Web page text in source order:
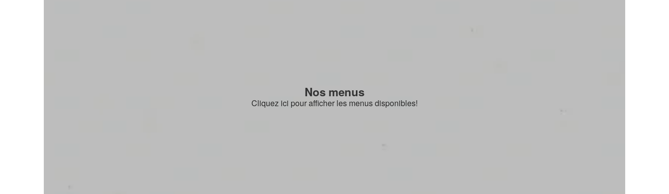
Nos menus
Cliquez ici pour afficher les menus disponibles!